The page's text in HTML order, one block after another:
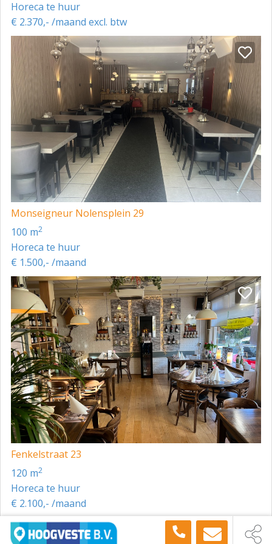
Horeca te huur
€ 2.370,- /maand excl. btw
Monseigneur Nolensplein 29
100 m2
Horeca te huur
€ 1.500,- /maand
Fenkelstraat 23
120 m2
Horeca te huur
€ 2.100,- /maand
Toon meer panden in de buurt →